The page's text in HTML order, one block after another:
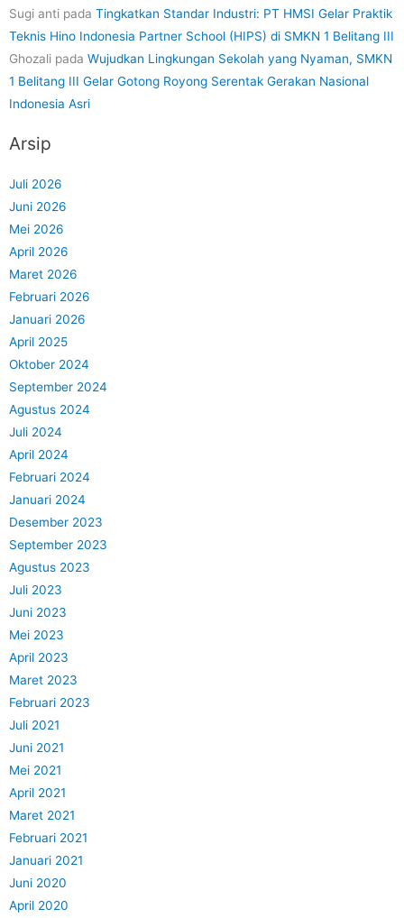
Sugi anti pada Tingkatkan Standar Industri: PT HMSI Gelar Praktik
Teknis Hino Indonesia Partner School (HIPS) di SMKN 1 Belitang III
Ghozali pada Wujudkan Lingkungan Sekolah yang Nyaman, SMKN
1 Belitang III Gelar Gotong Royong Serentak Gerakan Nasional
Indonesia Asri
Arsip
Juli 2026
Juni 2026
Mei 2026
April 2026
Maret 2026
Februari 2026
Januari 2026
April 2025
Oktober 2024
September 2024
Agustus 2024
Juli 2024
April 2024
Februari 2024
Januari 2024
Desember 2023
September 2023
Agustus 2023
Juli 2023
Juni 2023
Mei 2023
April 2023
Maret 2023
Februari 2023
Juli 2021
Juni 2021
Mei 2021
April 2021
Maret 2021
Februari 2021
Januari 2021
Juni 2020
April 2020